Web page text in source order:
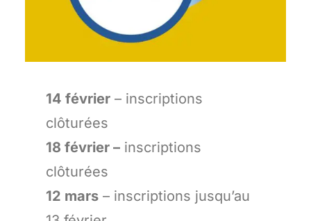
14 février – inscriptions
clôturées
18 février – inscriptions
clôturées
12 mars – inscriptions jusqu’au